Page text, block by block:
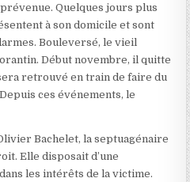
Quelques jours plus
à son domicile et sont
Bouleversé, le vieil
Début novembre, il quitte
retrouvé en train de faire du
ces événements, le
Bachelet, la septuagénaire
Elle disposait d’une
les intérêts de la victime.